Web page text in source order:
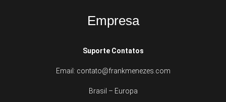
Empresa
Suporte Contatos
Email: contato@frankmenezes.com
Brasil – Europa